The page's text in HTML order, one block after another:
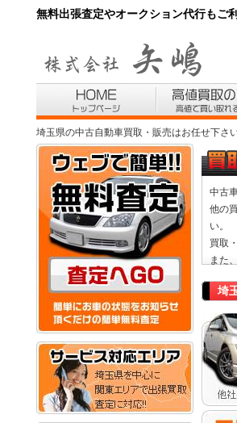
無料出張査定やオークション代行もご
埼玉県の中古自動車買取・販売はお任せ下さ
中古
他の
い。
買取
また
埼